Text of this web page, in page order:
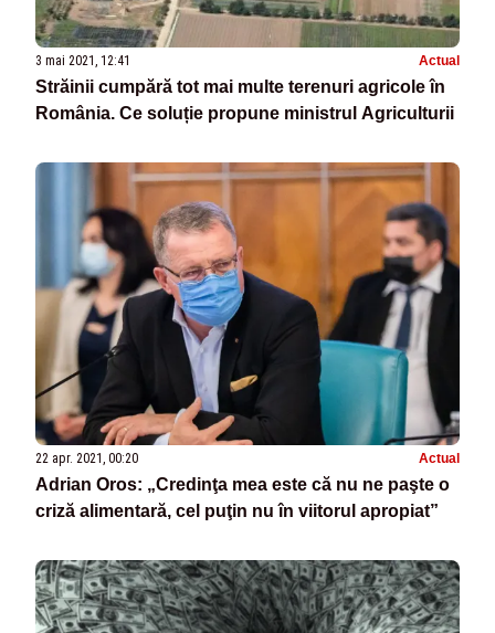
3 mai 2021, 12:41 Actual
Străinii cumpără tot mai multe terenuri agricole în
România. Ce soluție propune ministrul Agriculturii
22 apr. 2021, 00:20 Actual
Adrian Oros: „Credinţa mea este că nu ne paşte o
criză alimentară, cel puţin nu în viitorul apropiat”